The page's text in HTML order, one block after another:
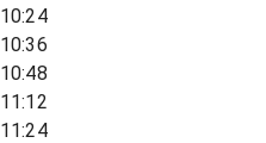
10:24
10:36
10:48
11:12
11:24